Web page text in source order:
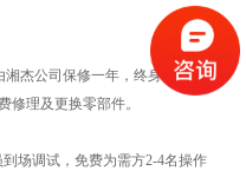
杰公司保修一年，终身维修服
修理及更换零部件。
场调试，免费为需方2-4名操作